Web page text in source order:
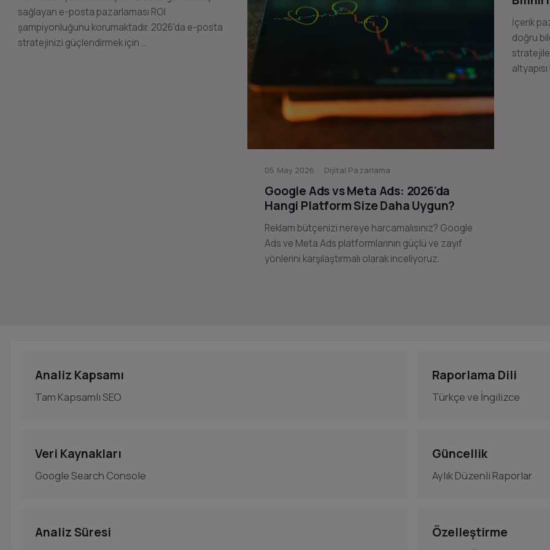
sağlayan e-posta pazarlaması ROI
şampiyonluğunu korumaktadır. 2026'da e-posta
stratejinizi güçlendirmek için …
05 May 2026 · Dijital Pazarlama
Google Ads vs Meta Ads: 2026'da
Hangi Platform Size Daha Uygun?
Reklam bütçenizi nereye harcamalısınız? Google
Ads ve Meta Ads platformlarının güçlü ve zayıf
yönlerini karşılaştırmalı olarak inceliyoruz.
İçerik
doğru
Analiz Kapsamı
Tam Kapsamlı SEO
Raporlama Dili
Türkçe ve İngilizce
Veri Kaynakları
Google Search Console
Güncellik
Aylık Düzenli Raporlar
Analiz Süresi Özelleştirme